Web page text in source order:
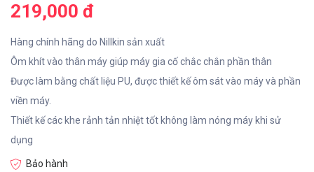
219,000 đ
Hàng chính hãng do Nillkin sản xuất
Ôm khít vào thân máy giúp máy gia cố chắc chắn phần thân
Được làm bằng chất liệu PU, được thiết kế ôm sát vào máy và phần
viền máy.
Thiết kế các khe rảnh tản nhiệt tốt không làm nóng máy khi sử
dụng
Bảo hành